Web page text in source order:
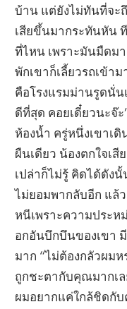
บ้าน แต่ยังไม่ทันที่จะ
เสียขึ้นมากระทันหัน
ที่ไหน เพราะมันมืดม
พักเขาก็เลี้ยวรถเข้า
คือโรงแรมม่านรูดนั่น
ดีที่สุด คอยเดี๋ยวนะจ๊
ห้องน้ำ ครู่หนึ่งเขาเ
ผืนเดียว น้องตกใจเสี
เปล่าก็ไม่รู้ คิดได้ดัง
ไม่ยอมพากลับอีก แล้
หนีเพราะความประห
อกอันบึกบึนของเขา
มาก “ไม่ต้องกลัวผม
ถูกชะตากับคุณมากเล
ผมอยากแค่ใกล้ชิดกั